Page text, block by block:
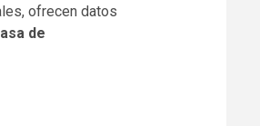
ofrecen datos
de